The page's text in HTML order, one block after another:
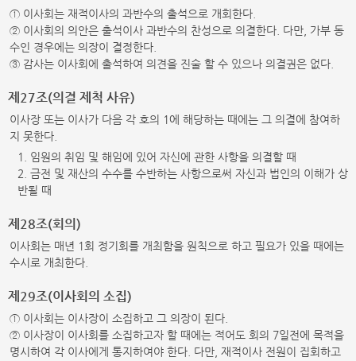
① 이사회는 재적이사의 과반수의 출석으로 개회한다.
② 이사회의 의안은 출석이사 과반수의 찬성으로 의결한다. 다만, 가부 동
수인 경우에는 의장이 결정한다.
③ 감사는 이사회에 출석하여 의견을 진술 할 수 있으나 의결권은 없다.
제27조(의결 제척 사유)
이사장 또는 이사가 다음 각 호의 1에 해당하는 때에는 그 의결에 참여하
지 못한다.
1. 임원의 취임 및 해임에 있어 자신에 관한 사항을 의결할 때
2. 금전 및 재산의 수수를 수반하는 사항으로써 자신과 법인의 이해가 상
반될 때
제28조(회의)
이사회는 매년 1회 정기회를 개최함을 원칙으로 하고 필요가 있을 때에는
수시로 개최한다.
제29조(이사회의 소집)
① 이사회는 이사장이 소집하고 그 의장이 된다.
② 이사장이 이사회를 소집하고자 할 때에는 적어도 회의 7일전에 목적을
명시하여 각 이사에게 통지하여야 한다. 다만, 재적이사 전원이 집회하고